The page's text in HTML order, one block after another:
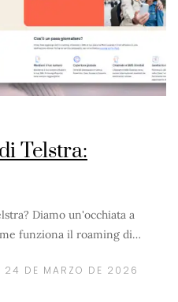
Telstra:
Diamo un'occhiata a
funziona il roaming di…
24 DE MARZO DE 2026